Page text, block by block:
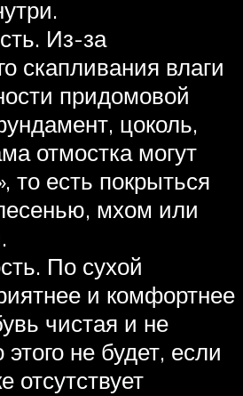
Из-за
скапливания влаги
придомовой
цоколь,
отмостка могут
то есть покрыться
мхом или
По сухой
и комфортнее
чистая и не
не будет, если
отсутствует